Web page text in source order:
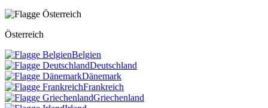
Österreich
Belgien
Deutschland
Dänemark
Frankreich
Griechenland